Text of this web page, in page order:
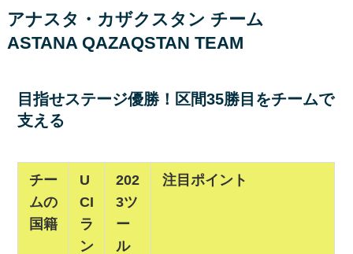
アナスタ・カザクスタン チーム
ASTANA QAZAQSTAN TEAM
目指せステージ優勝！区間35勝目をチームで
支える
チー
ムの
国籍
U
CI
ラ
ン
202
3ツ
ー
ル
注目ポイント